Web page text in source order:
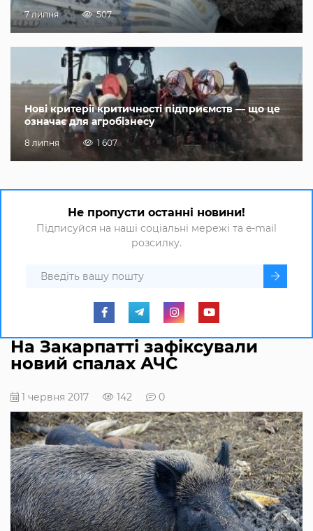
7 липня 507
Нові критерії критичності підприємств — що це
означає для агробізнесу
8 липня 1 607
Не пропусти останні новини!
Підписуйся на наші соціальні мережі та e-mail
розсилку.
На Закарпатті зафіксували
новий спалах АЧС
1 червня 2017 142 0